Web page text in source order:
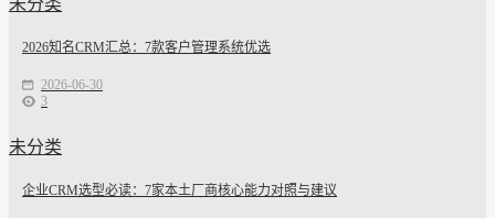
2026知名CRM汇总：7款客户管理系统优选
2026-06-30
3
未分类
企业CRM选型必读：7家本土厂商核心能力对照与建议